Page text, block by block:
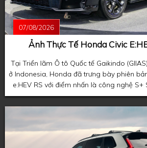
07/08/2026
Ảnh Thực Tế Honda Civic
Tại Triển lãm Ô tô Quốc tế Gaikindo
ở Indonesia, Honda đã trưng bày phiên
e:HEV RS với điểm nhấn là công nghệ S+
đầu xuất hiện trên mẫu coupe thể thao
mới.